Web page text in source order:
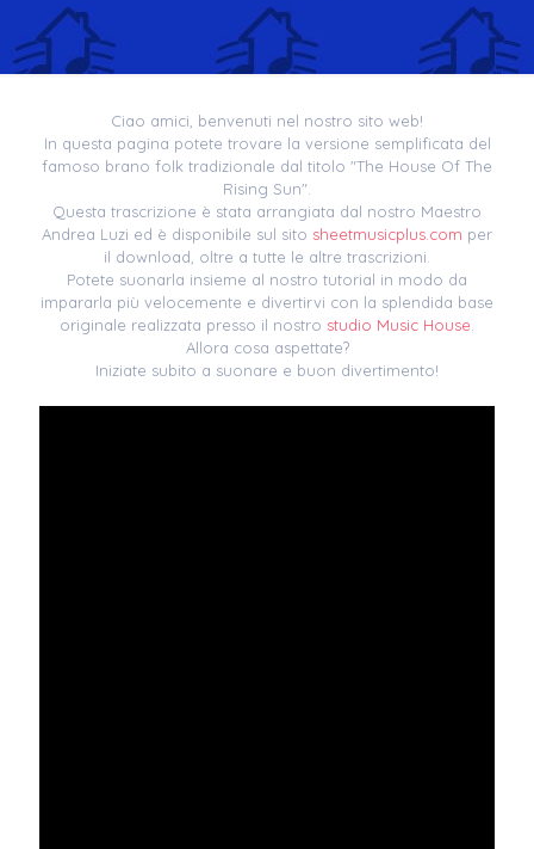
Ciao amici, benvenuti nel nostro sito web!
In questa pagina potete trovare la versione semplificata del
famoso brano folk tradizionale dal titolo "The House Of The
Rising Sun".
Questa trascrizione è stata arrangiata dal nostro Maestro
Andrea Luzi ed è disponibile sul sito sheetmusicplus.com per
il download, oltre a tutte le altre trascrizioni.
Potete suonarla insieme al nostro tutorial in modo da
impararla più velocemente e divertirvi con la splendida base
originale realizzata presso il nostro studio Music House
Allora cosa aspettate?
Iniziate subito a suonare e buon divertimento!